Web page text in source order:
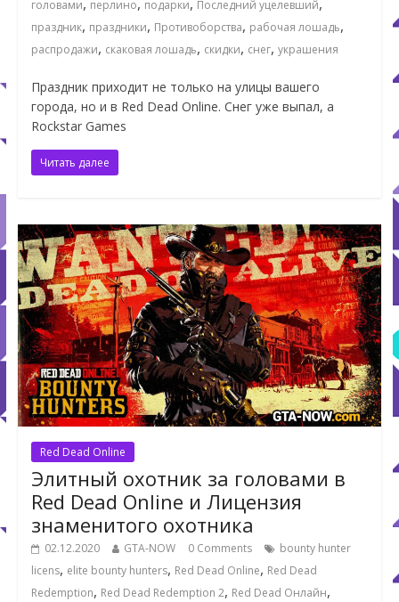
головами перлино подарки Последний уцелевший
праздник, праздники, Противоборства, рабочая лошадь,
распродажи, скаковая лошадь, скидки, снег, украшения
Праздник приходит не только на улицы вашего
города, но и в Red Dead Online. Снег уже выпал, а
Rockstar Games
Читать далее
Red Dead Online
Элитный охотник за головами в
Red Dead Online и Лицензия
знаменитого охотника
02.12.2020 GTA-NOW 0 Comments
bounty hunter
licens, elite bounty hunters, Red Dead Online, Red Dead
Redemption, Red Dead Redemption 2, Red Dead Онлайн,